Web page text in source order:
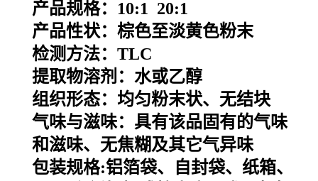
产品规格：10:1 20:1
产品性状： 棕色至淡黄色粉末
检测方法：TLC
提取物溶剂：水或乙醇
组织形态：均匀粉末状、无结块
气味与滋味：具有该品固有的气味
和滋味、无焦糊及其它气异味
包装规格:铝箔袋、自封袋、纸箱、